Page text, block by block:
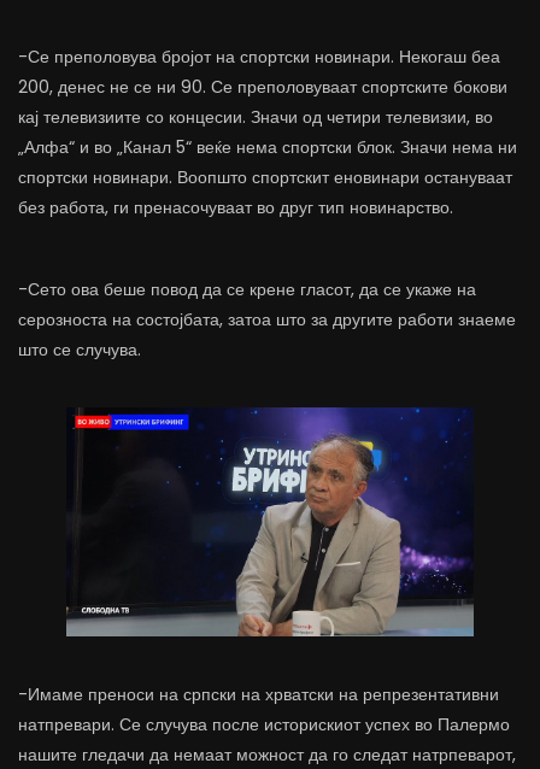
-Се преполовува бројот на спортски новинари. Некогаш беа
200, денес не се ни 90. Се преполовуваат спортските бокови
кај телевизиите со концесии. Значи од четири телевизии, во
„Алфа“ и во „Канал 5“ веќе нема спортски блок. Значи нема ни
спортски новинари. Воопшто спортскит еновинари остануваат
без работа, ги пренасочуваат во друг тип новинарство.
-Сето ова беше повод да се крене гласот, да се укаже на
серозноста на состојбата, затоа што за другите работи знаеме
што се случува.
-Имаме преноси на српски на хрватски на репрезентативни
натпревари. Се случува после историскиот успех во Палермо
нашите гледачи да немаат можност да го следат натрпеварот,